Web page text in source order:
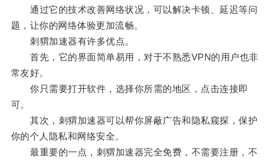
通过它的技术改善网络状况，可以解决卡顿、延迟等问
题，让你的网络体验更加流畅。
刺猬加速器有许多优点。
首先，它的界面简单易用，对于不熟悉VPN的用户也非
常友好。
你只需要打开软件，选择你所需的地区，点击连接即
可。
其次，刺猬加速器可以帮你屏蔽广告和隐私窥探，保护
你的个人隐私和网络安全。
最重要的一点，刺猬加速器完全免费，不需要注册，不